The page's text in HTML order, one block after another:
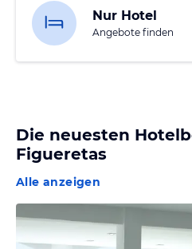
Nur Hotel
Angebote finden
Die neuesten
Figueretas
Alle anzeigen